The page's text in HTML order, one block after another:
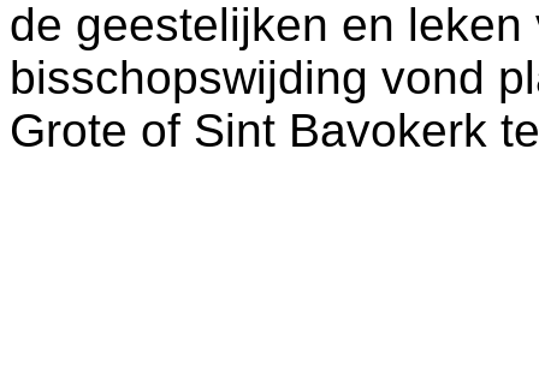
de geestelijken en
bisschopswijding vond
Grote of Sint Bavokerk